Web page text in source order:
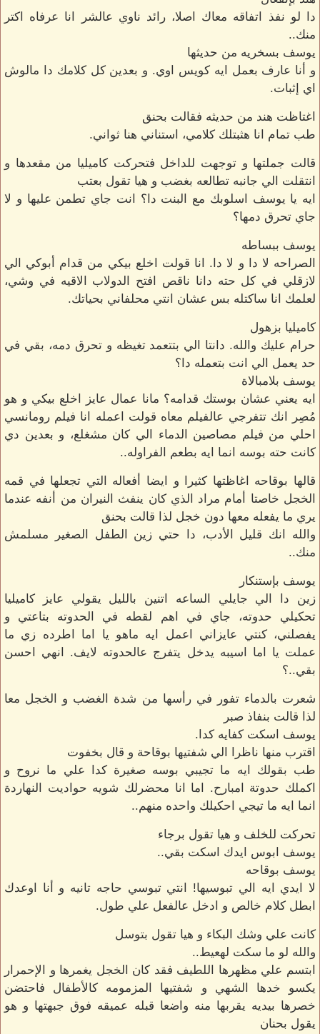
دا لو نفذ اتفاقه معاك اصلا، رائد ناوي عالشر انا عرفاه اكتر
منك..
يوسف بسخريه من حديثها
و أنا عارف بعمل ايه كويس اوي. و بعدين كل كلامك دا مالوش
اي إثبات.
اغتاظت هند من حديثه فقالت بحنق
طب تمام انا هثبتلك كلامي، استناني هنا ثواني.
قالت جملتها و توجهت للداخل فتحركت كاميليا من مقعدها و
انتقلت الي جانبه تطالعه بغضب و هيا تقول بعتب
ايه يا يوسف اسلوبك مع البنت دا؟ انت جاي تطمن عليها و لا
جاي تحرق دمها؟
يوسف ببساطه
الصراحه لا دا و لا دا. انا قولت اخلع بيكي من قدام أبوكي الي
لازقلي في كل حته دانا ناقص افتح الدولاب الاقيه في وشي،
لعلمك انا ساكتله بس عشان انتي محلفاني بحياتك.
كاميليا بزهول
حرام عليك والله. دانتا الي بتتعمد تغيظه و تحرق دمه، بقي في
حد يعمل الي انت بتعمله دا؟
يوسف بلامبالاة
ايه يعني عشان بوستك قدامه؟ مانا عمال عايز اخلع بيكي و هو
مُصِر انك تتفرجي عالفيلم معاه قولت اعمله انا فيلم رومانسي
احلي من فيلم مصاصين الدماء الي كان مشغلع، و بعدين دي
كانت حته بوسه انما ايه بطعم الفراوله..
قالها بوقاحه اغاظتها كثيرا و ايضا أفعاله التي تجعلها في قمه
الخجل خاصتا أمام مراد الذي كان ينفث النيران من أنفه عندما
يري ما يفعله معها دون خجل لذا قالت بحنق
والله انك قليل الأدب، دا حتي زين الطفل الصغير مسلمش
منك..
يوسف بإستنكار
زين دا الي جايلي الساعه اتنين بالليل يقولي عايز كاميليا
تحكيلي حدوته، جاي في اهم لقطه في الحدوته بتاعتي و
يفصلني، كنتي عايزاني اعمل ايه ماهو يا اما اطرده زي ما
عملت يا اما اسيبه يدخل يتفرج عالحدوته لايف. انهي احسن
بقي..؟
شعرت بالدماء تفور في رأسها من شدة الغضب و الخجل معا
لذا قالت بنفاذ صبر
يوسف اسكت كفايه كدا.
اقترب منها ناظرا الي شفتيها بوقاحة و قال بخفوت
طب بقولك ايه ما تجيبي بوسه صغيرة كدا علي ما نروح و
اكملك حدوتة امبارح. اما انا محضرلك شويه حواديت النهاردة
انما ايه ما تيجي احكيلك واحده منهم..
تحركت للخلف و هيا تقول برجاء
يوسف ابوس ايدك اسكت بقي..
يوسف بوقاحه
لا ايدي ايه الي تبوسيها! انتي تبوسي حاجه تانيه و أنا اوعدك
ابطل كلام خالص و ادخل عالفعل علي طول.
كانت علي وشك البكاء و هيا تقول بتوسل
والله لو ما سكت لهعيط..
ابتسم علي مظهرها اللطيف فقد كان الخجل يغمرها و الإحمرار
يكسو خدها الشهي و شفتيها المزمومه كالأطفال فاحتضن
خصرها بيديه يقربها منه واضعا قبله عميقه فوق جبهتها و هو
يقول بحنان